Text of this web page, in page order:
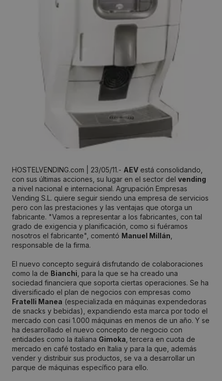
HOSTELVENDING.com | 23/05/11.- AEV está consolidando,
con sus últimas acciones, su lugar en el sector del vending
a nivel nacional e internacional. Agrupación Empresas
Vending S.L. quiere seguir siendo una empresa de servicios
pero con las prestaciones y las ventajas que otorga un
fabricante. "Vamos a representar a los fabricantes, con tal
grado de exigencia y planificación, como si fuéramos
nosotros el fabricante", comentó Manuel Millán
responsable de la firma.
El nuevo concepto seguirá disfrutando de colaboraciones
como la de Bianchi , para la que se ha creado una
sociedad financiera que soporta ciertas operaciones. Se ha
diversificado el plan de negocios con empresas como
Fratelli Manea (especializada en máquinas expendedoras
de snacks y bebidas), expandiendo esta marca por todo el
mercado con casi 1.000 máquinas en menos de un año. Y se
ha desarrollado el nuevo concepto de negocio con
entidades como la italiana Gimoka , tercera en cuota de
mercado en café tostado en Italia y para la que, además
vender y distribuir sus productos, se va a desarrollar un
parque de máquinas específico para ello.